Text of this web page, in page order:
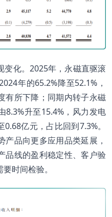
变化。2025年，永磁直驱滚
年的65.2%降至52.1%，
有所下降；同期内转子永磁
8.3%升至15.4%，风力发电
亿元，占比回到7.3%。
品向更多应用品类延展，
品线的盈利稳定性、客户验
时间检验。